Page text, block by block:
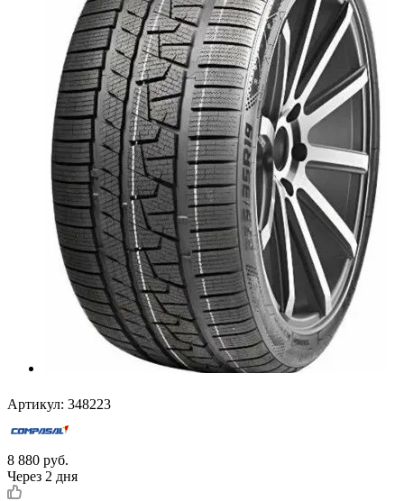
Артикул: 348223
8 880 руб.
Через 2 дня